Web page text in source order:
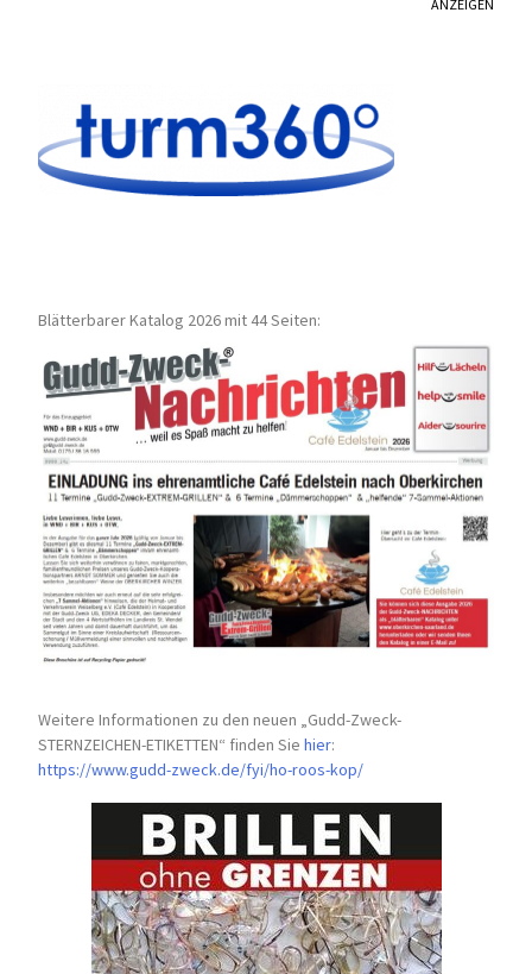
ANZEIGEN
Blätterbarer Katalog 2026 mit 44 Seiten:
Weitere Informationen zu den neuen „Gudd-Zweck-
STERNZEICHEN-ETIKETTEN“ finden Siehier:
https://www.gudd-zweck.de/fyi/ho-roos-kop/